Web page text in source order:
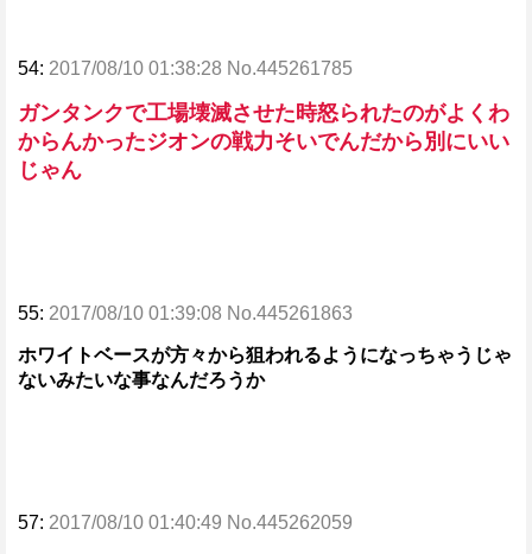
54: 2017/08/10 01:38:28 No.445261785
ガンタンクで工場壊滅させた時怒られたのがよくわ
からんかったジオンの戦力そいでんだから別にいい
じゃん
55: 2017/08/10 01:39:08 No.445261863
ホワイトベースが方々から狙われるようになっちゃうじゃ
ないみたいな事なんだろうか
57: 2017/08/10 01:40:49 No.445262059